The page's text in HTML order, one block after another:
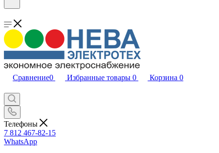
Сравнение0 Избранные товары 0 Корзина 0
Телефоны
7 812 467-82-15
WhatsApp